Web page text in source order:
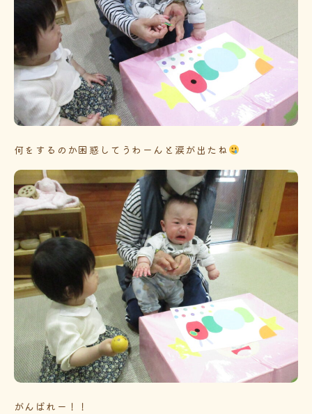
何をするのか困惑してうわーんと涙が出たね
がんばれー！！